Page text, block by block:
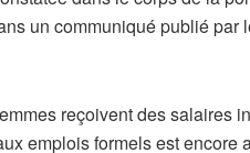
un communiqué publié par
reçoivent des salaires
emplois formels est encore